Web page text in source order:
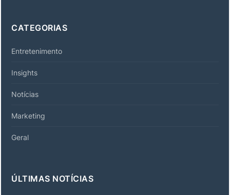
CATEGORIAS
Entretenimento
Insights
Notícias
Marketing
Geral
ÚLTIMAS NOTÍCIAS